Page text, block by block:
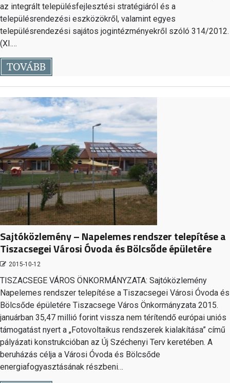
az integrált településfejlesztési stratégiáról és a
településrendezési eszközökről, valamint egyes
településrendezési sajátos jogintézményekről szóló 314/2012.
(XI.…
TOVÁBB
Sajtóközlemény – Napelemes rendszer telepítése a
Tiszacsegei Városi Óvoda és Bölcsőde épületére
2015-10-12
TISZACSEGE VÁROS ÖNKORMÁNYZATA: Sajtóközlemény
Napelemes rendszer telepítése a Tiszacsegei Városi Óvoda és
Bölcsőde épületére Tiszacsege Város Önkormányzata 2015.
januárban 35,47 millió forint vissza nem térítendő európai uniós
támogatást nyert a „Fotovoltaikus rendszerek kialakítása” című
pályázati konstrukcióban az Új Széchenyi Terv keretében. A
beruházás célja a Városi Óvoda és Bölcsőde
energiafogyasztásának részbeni…